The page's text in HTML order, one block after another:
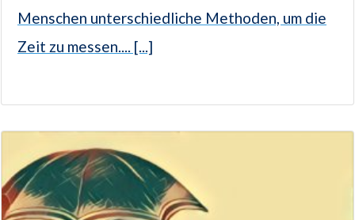
Menschen unterschiedliche Methoden, um die
Zeit zu messen.... [...]